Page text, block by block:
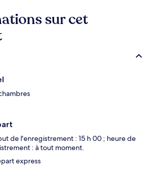
sur cet
de l'enregistrement : 15 h 00 ; heure de
: à tout moment.
express